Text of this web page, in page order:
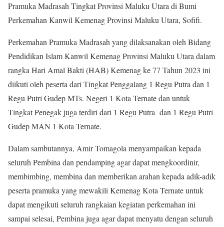
Pramuka Madrasah Tingkat Provinsi Maluku Utara di Bumi
Perkemahan Kanwil Kemenag Provinsi Maluku Utara, Sofifi.
Perkemahan Pramuka Madrasah yang dilaksanakan oleh Bidang
Pendidikan Islam Kanwil Kemenag Provinsi Maluku Utara dalam
rangka Hari Amal Bakti (HAB) Kemenag ke 77 Tahun 2023 ini
diikuti oleh peserta dari Tingkat Penggalang 1 Regu Putra dan 1
Regu Putri Gudep MTs. Negeri 1 Kota Ternate dan untuk
Tingkat Penegak juga terdiri dari 1 Regu Putra dan 1 Regu Putri
Gudep MAN 1 Kota Ternate.
Dalam sambutannya, Amir Tomagola menyampaikan kepada
seluruh Pembina dan pendamping agar dapat mengkoordinir,
membimbing, membina dan memberikan arahan kepada adik-adik
peserta pramuka yang mewakili Kemenag Kota Ternate untuk
dapat mengikuti seluruh rangkaian kegiatan perkemahan ini
sampai selesai, Pembina juga agar dapat menyatu dengan seluruh